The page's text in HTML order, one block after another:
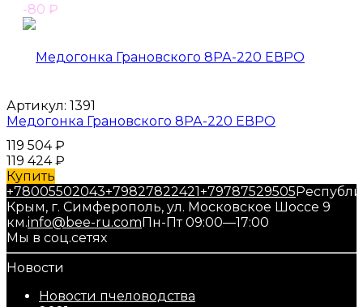
-80 ₽
Артикул: 1391
Медогонка Грановского 8РА-220 ЕВРО
119 504₽
119 424₽
Купить
+78005502043+79827822421+79787529505
Крым, г. Симферополь, ул. Московское Шоссе 9
км.info@bee-ru.comПн-Пт 09:00—17:00
Мы в соц.сетях
Новости
Новости пчеловодства